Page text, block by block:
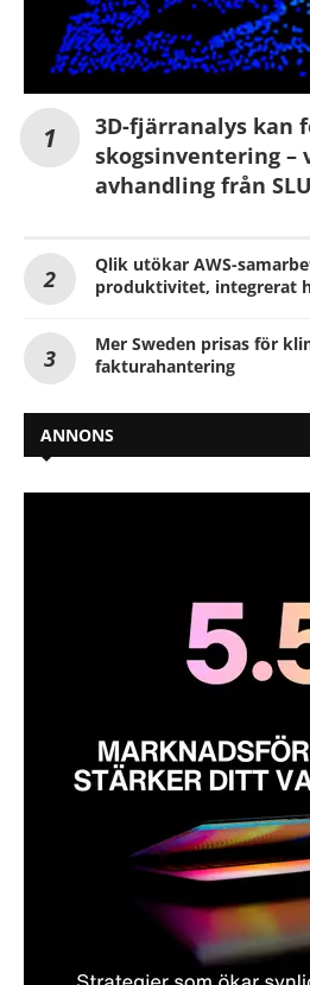
3D-fjärranalys kan
skogsinventering –
avhandling från SLU
Qlik utökar AWS-
produktivitet, integrerat
Mer Sweden prisas för
fakturahantering
ANNONS